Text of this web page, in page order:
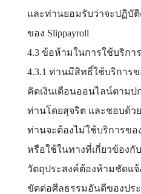
และท่านยอมรับว่าจะปฏิบั
ของ Slippayroll
4.3 ข้อห้ามในการใช้บริกา
4.3.1 ท่านมีสิทธิ์ใช้บริการข
คิดเงินเดือนออนไลน์ตาม
ท่านโดยสุจริต และชอบด้ว
ท่านจะต้องไม่ใช้บริการขอ
หรือใช้ในทางที่เกี่ยวข้องกั
วัตถุประสงค์ต้องห้ามชัดแ
ขัดต่อศีลธรรมอันดีของปร